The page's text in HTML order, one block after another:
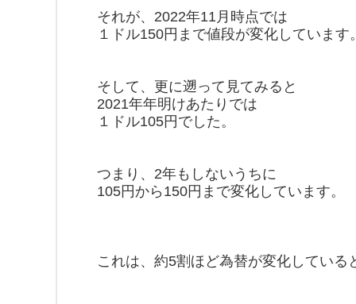
それが、2022年11月時点では
１ドル150円まで値段が変化しています。
そして、更に遡って見てみると
2021年年明けあたりでは
１ドル105円でした。
つまり、2年もしないうちに
105円から150円まで変化しています。
これは、約5割ほど為替が変化している